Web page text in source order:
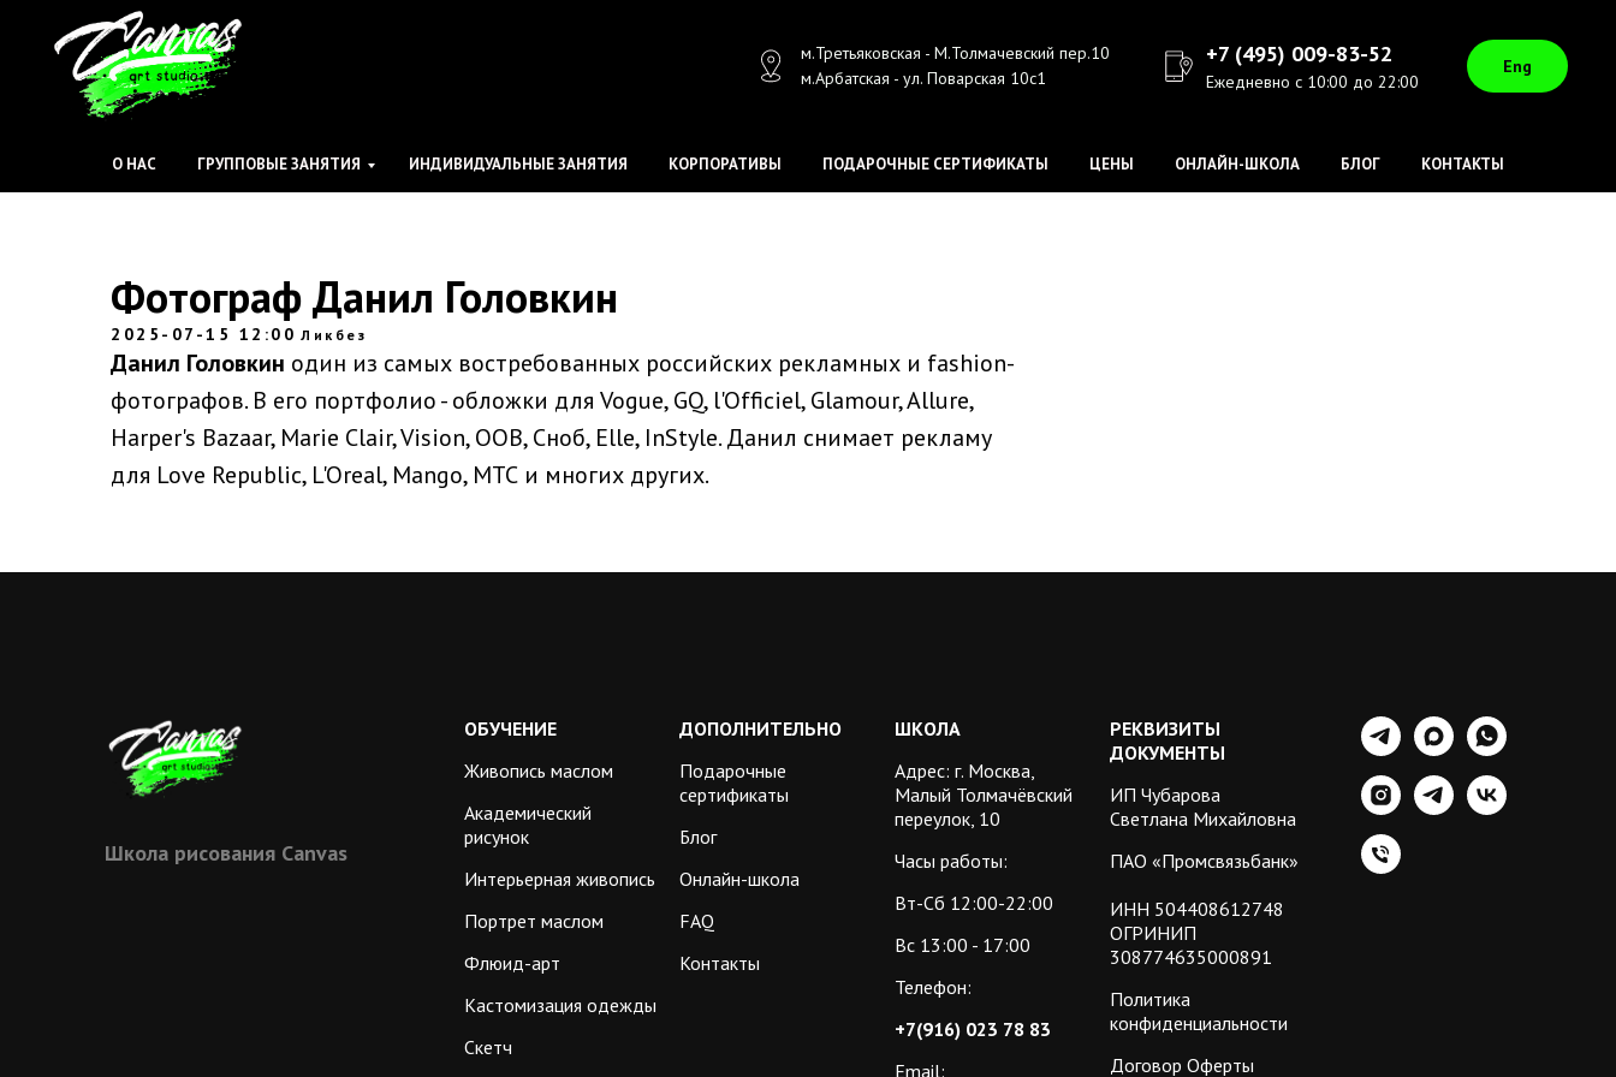
м.Третьяковская - М.Толмачевский пер.10
м.Арбатская - ул. Поварская 10с1
+7 (495) 009-83-52
Ежедневно с 10:00 до 22:00
Eng
О НАС ГРУППОВЫЕ ЗАНЯТИЯ ИНДИВИДУАЛЬНЫЕ ЗАНЯТИЯ КОРПОРАТИВЫ ПОДАРОЧНЫЕ СЕРТИФИКАТЫ ЦЕНЫ ОНЛАЙН-ШКОЛА БЛОГ КОНТАКТЫ
Фотограф Данил Головкин
2025-07-15 12:00 Ликбез
Данил Головкин один из самых востребованных российских рекламных и fashion-
фотографов. В его портфолио - обложки для Vogue, GQ, l'Officiel, Glamour, Allure,
Harper's Bazaar, Marie Clair, Vision, OOB, Сноб, Elle, InStyle. Данил снимает рекламу
для Love Republic, L'Oreal, Mango, МТС и многих других.
Школа рисования Сanvas
ОБУЧЕНИЕ
Живопись маслом
Академический
рисунок
Интерьерная живопись
Портрет маслом
Флюид-арт
Кастомизация одежды
Скетч
ДОПОЛНИТЕЛЬНО
Подарочные
сертификаты
Блог
Онлайн-школа
FAQ
Контакты
ШКОЛА
Адрес: г. Москва,
Малый Толмачёвский
переулок, 10
Часы работы:
Вт-Сб 12:00-22:00
Вс 13:00 - 17:00
Телефон:
+7(916) 023 78 83
Email:
РЕКВИЗИТЫ
ДОКУМЕНТЫ
ИП Чубарова
Светлана Михайловна
ПАО «Промсвязьбанк»
ИНН 504408612748
ОГРИНИП
308774635000891
Политика
конфиденциальности
Договор Оферты